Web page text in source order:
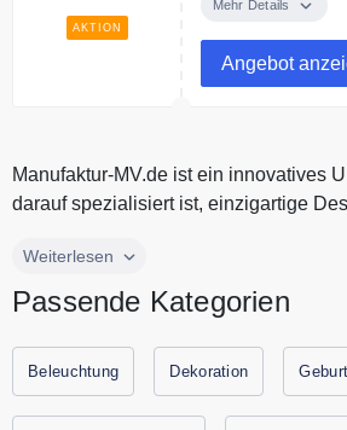
AKTION
Mehr Details
Angebot
Manufaktur-MV.de ist ein innovatives
darauf spezialisiert ist, einzigartige
Manufaktur-MV.de ist ein innovatives
Wohnraum zu erstellen. Entdecke bei
mehr. Manufaktur-MV.de bietet super
viele Anlässe. Alle aktuellen
von Manufaktur-MV.de findest Du
Weiterlesen
Passende Kategorien
Beleuchtung Dekoration